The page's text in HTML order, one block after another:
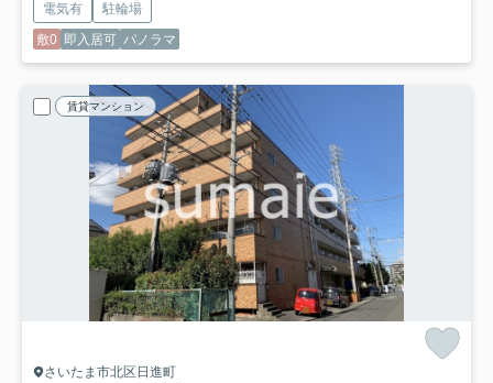
電気有
駐輪場
敷0 即入居可 パノラマ
賃貸マンション
さいたま市北区日進町